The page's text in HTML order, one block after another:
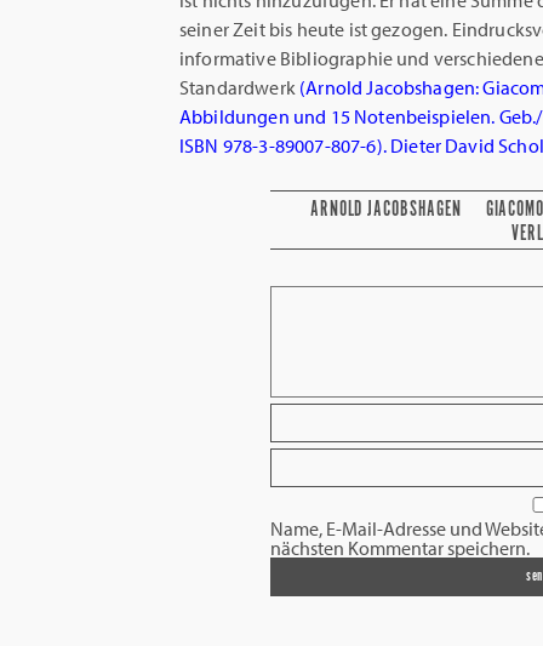
seiner Zeit bis heute ist gezogen.
informative Bibliographie und
Standardwerk (Arnold Jacobshagen:
Abbildungen und 15 Notenbeispielen.
ISBN 978-3-89007-807-6). Dieter David
ARNOLD JACOBSHAGEN
Name, E-Mail-Adresse und
nächsten Kommentar speichern.